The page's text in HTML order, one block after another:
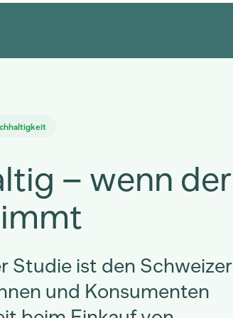
– wenn der
Studie ist den Schweizer
und Konsumenten